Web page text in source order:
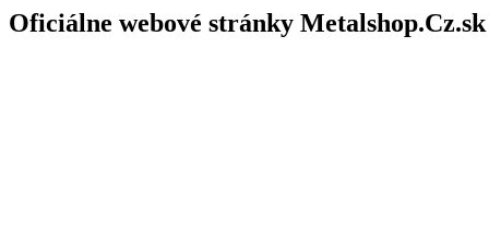
Oficiálne webové stránky Metalshop.Cz.sk